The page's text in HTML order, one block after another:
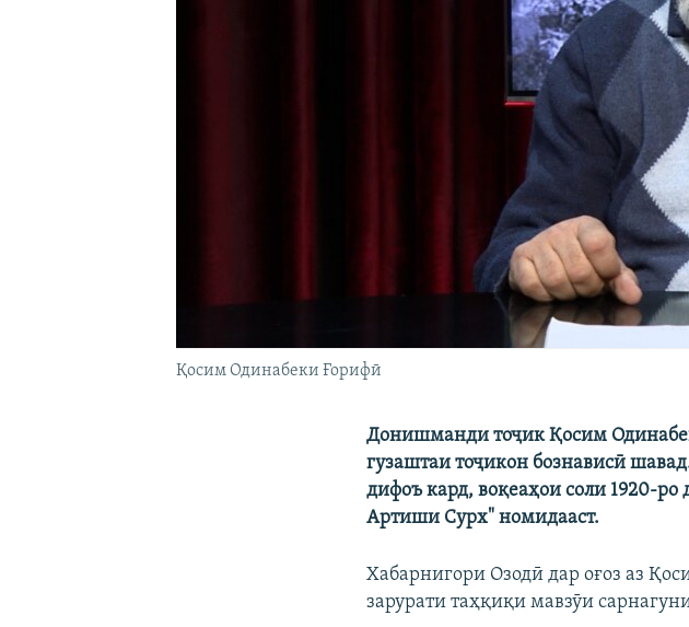
Қосим Одинабеки Ғорифӣ
Донишманди тоҷик Қосим
гузаштаи тоҷикон бознависӣ
дифоъ кард, воқеаҳои соли 1920-ро
Артиши Сурх" номидааст.
Хабарнигори Озодӣ дар оғоз аз
зарурати таҳқиқи мавзӯи